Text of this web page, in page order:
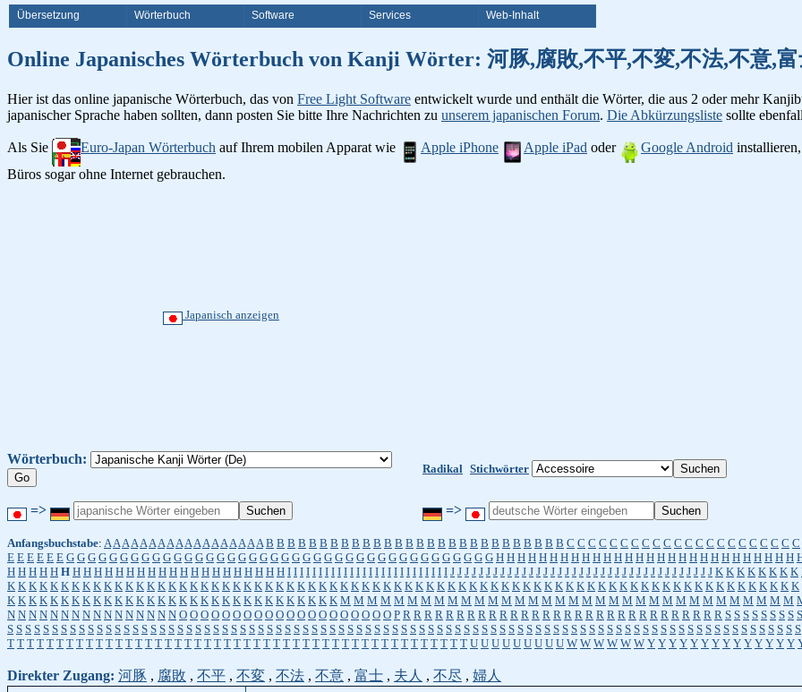
Übersetzung Wörterbuch Software Services Web-Inhalt
Online Japanisches Wörterbuch von Kanji Wörter: 河豚,腐敗,不平,不変,不法,不意,
Hier ist das online japanische Wörterbuch, das von Free Light Software entwickelt wurde und enthält die Wörter, die aus 2 oder mehr
japanischer Sprache haben sollten, dann posten Sie bitte Ihre Nachrichten zu unserem japanischen Forum. Die Abkürzungsliste sollte
Als Sie Euro-Japan Wörterbuch auf Ihrem mobilen Apparat wie Apple iPhone Apple iPad oder Google Android
Büros sogar ohne Internet gebrauchen.
Japanisch anzeigen
Wörterbuch:
Radikal Stichwörter
=> =>
Anfangsbuchstabe: A A A A A A A A A A A A A A A A A A B B B B B B B B B B B B B B B B B B B B B B B B B B B B C C C C C C C C C C C C C C C C C C C C C C
E E E E E E G G G G G G G G G G G G G G G G G G G G G G G G G G G G G G G G G G G G G G G G H H H H H H H H H H H H H H H H H H H H H H H H H H H H
H H H H H H H H H H H H H H H H H H H H H H H H H H I I I I I I I I I I I I I I I I I I I I I I I I I I J J J J J J J J J J J J J J J J J J J J J J J J J J J J J J J J J J J J J K K K K K K K K
K K K K K K K K K K K K K K K K K K K K K K K K K K K K K K K K K K K K K K K K K K K K K K K K K K K K K K K K K K K K K K K K K K K K K K K K K K
K K K K K K K K K K K K K K K K K K K K K K K K K K K K K K K M M M M M M M M M M M M M M M M M M M M M M M M M M M M M M M M M M
N N N N N N N N N N N N N N N N O O O O O O O O O O O O O O O O O O O O P R R R R R R R R R R R R R R R R R R R R R R R R R R R R R R S S S S S S S S S
S S S S S S S S S S S S S S S S S S S S S S S S S S S S S S S S S S S S S S S S S S S S S S S S S S S S S S S S S S S S S S S S S S S S S S S S S S S S S S S S S S S S S S S S S
T T T T T T T T T T T T T T T T T T T T T T T T T T T T T T T T T T T T T T T T T T T T T T T U U U U U U U U U W W W W W W Y Y Y Y Y Y Y Y Y Y Y Y Y Y
Direkter Zugang: 河豚 , 腐敗 , 不平 , 不変 , 不法 , 不意 , 富士 , 夫人 , 不尽 , 婦人